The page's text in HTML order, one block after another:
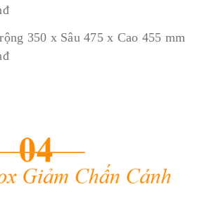
350 x Sâu 475 x Cao 455 mm